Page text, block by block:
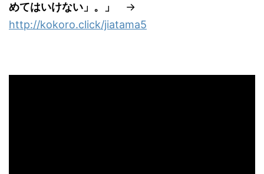
めてはいけない」。」
→
http://kokoro.click/jiatama5